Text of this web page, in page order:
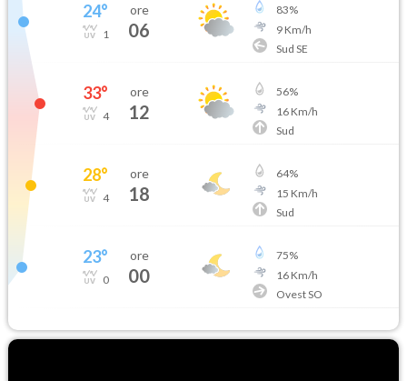
24°
1
ore
06
83%
9Km/h
Sud SE
33°
4
ore
12
56%
16Km/h
Sud
28°
4
ore
18
64%
15 Km/h
Sud
23°
0
ore
00
75%
16Km/h
Ovest SO